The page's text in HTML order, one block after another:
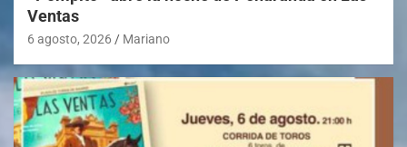
Ventas
6 agosto, 2026 Mariano